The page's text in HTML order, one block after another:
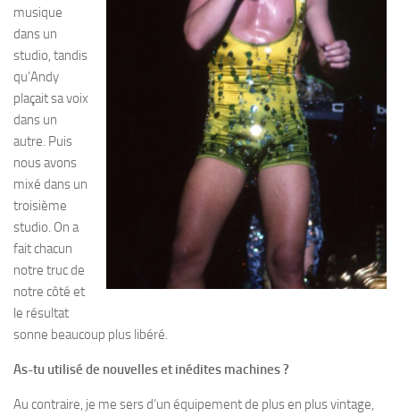
musique
dans un
studio, tandis
qu’Andy
plaçait sa voix
dans un
autre. Puis
nous avons
mixé dans un
troisième
studio. On a
fait chacun
notre truc de
notre côté et
le résultat
sonne beaucoup plus libéré.
As-tu utilisé de nouvelles et inédites machines ?
Au contraire, je me sers d’un équipement de plus en plus vintage,